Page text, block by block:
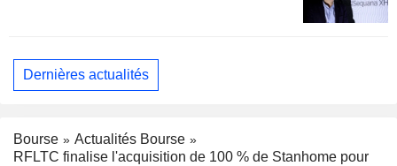
Dernières actualités
Bourse
Actualités Bourse
RFLTC finalise l'acquisition de 100 % de Stanhome pour